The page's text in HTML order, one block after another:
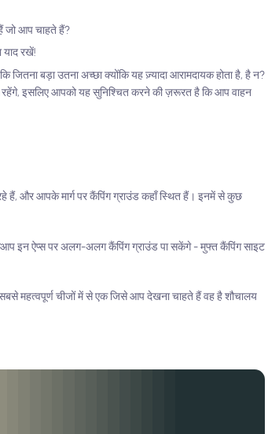
जो आप चाहते हैं?
रखें!
बड़ा उतना अच्छा क्योंकि यह ज़्यादा आरामदायक होता है, है न?
रहेंगे, इसलिए आपको यह सुनिश्चित करने की ज़रूरत है कि आप वाहन
हैं, और आपके मार्ग पर कैंपिंग ग्राउंड कहाँ स्थित हैं। इनमें से कुछ
आप इन ऐप्स पर अलग-अलग कैंपिंग ग्राउंड पा सकेंगे - मुफ्त कैंपिंग साइट
महत्वपूर्ण चीजों में से एक जिसे आप देखना चाहते हैं वह है शौचालय